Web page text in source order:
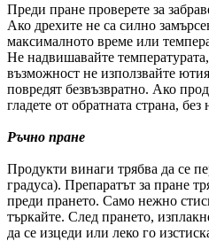
Преди пране проверете за
Ако дрехите не са силно
максималното време или
Не надвишавайте
възможност не използвайте
повредят безвъзвратно. Ако
гладете от обратната страна, без
Ръчно пране
Продукти винаги трябва да се
градуса). Препаратът за пране
преди прането. Само нежно
търкайте. След прането,
да се изцеди или леко го